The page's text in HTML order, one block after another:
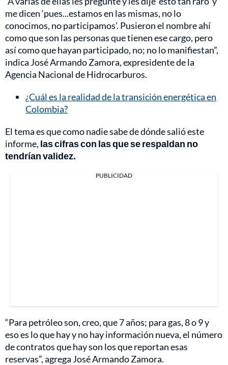
me dicen ‘pues...estamos en las mismas, no lo
conocimos, no participamos’. Pusieron el nombre ahí
como que son las personas que tienen ese cargo, pero
así como que hayan participado, no; no lo manifiestan”,
indica José Armando Zamora, expresidente de la
Agencia Nacional de Hidrocarburos.
¿Cuál es la realidad de la transición energética en
Colombia?
El tema es que como nadie sabe de dónde salió este
informe, las cifras con las que se respaldan no
tendrían validez.
PUBLICIDAD
“Para petróleo son, creo, que 7 años; para gas, 8 o 9 y
eso es lo que hay y no hay información nueva, el número
de contratos que hay son los que reportan esas
reservas”, agrega José Armando Zamora.